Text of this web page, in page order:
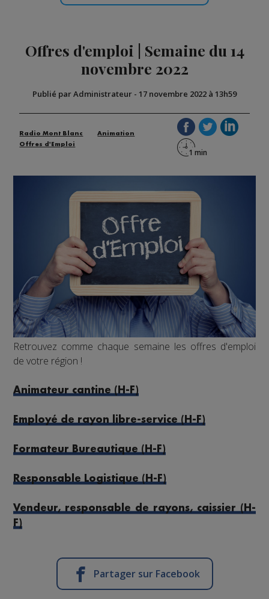
Offres d'emploi | Semaine du 14
novembre 2022
Publié par Administrateur - 17 novembre 2022 à 13h59
Radio Mont Blanc
Animation
Offres d'Emploi
Retrouvez comme chaque semaine les offres d'emploi
de votre région !
Animateur cantine (H-F)
Employé de rayon libre-service (H-F)
Formateur Bureautique (H-F)
Responsable Logistique (H-F)
Vendeur, responsable de rayons, caissier (H-
F)
Partager sur Facebook